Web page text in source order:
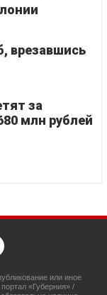
врезавшись
за
млн рублей
или иное
«Губерния» /